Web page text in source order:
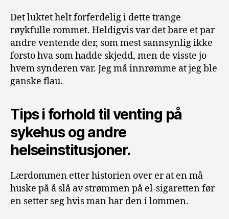
Det luktet helt forferdelig i dette trange
røykfulle rommet. Heldigvis var det bare et par
andre ventende der, som mest sannsynlig ikke
forsto hva som hadde skjedd, men de visste jo
hvem synderen var. Jeg må innrømme at jeg ble
ganske flau.
Tips i forhold til venting på
sykehus og andre
helseinstitusjoner.
Lærdommen etter historien over er at en må
huske på å slå av strømmen på el-sigaretten før
en setter seg hvis man har den i lommen.